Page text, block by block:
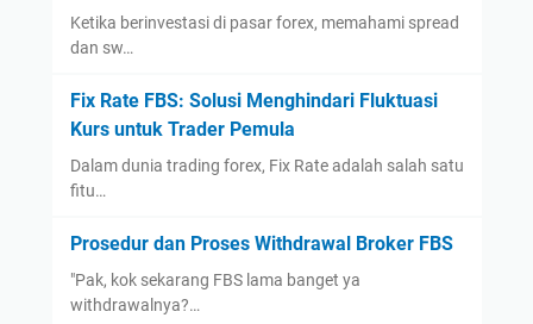
Ketika berinvestasi di pasar forex, memahami spread
dan sw…
Fix Rate FBS: Solusi Menghindari Fluktuasi
Kurs untuk Trader Pemula
Dalam dunia trading forex, Fix Rate adalah salah satu
fitu…
Prosedur dan Proses Withdrawal Broker FBS
"Pak, kok sekarang FBS lama banget ya
withdrawalnya?…